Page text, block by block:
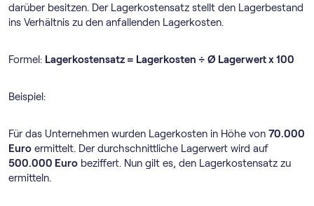
darüber besitzen. Der Lagerkostensatz stellt den Lagerbestand
ins Verhältnis zu den anfallenden Lagerkosten.
Formel: Lagerkostensatz = Lagerkosten ÷ Ø Lagerwert x 100
Beispiel:
Für das Unternehmen wurden Lagerkosten in Höhe von 70.000
Euro ermittelt. Der durchschnittliche Lagerwert wird auf
500.000 Euro beziffert. Nun gilt es, den Lagerkostensatz zu
ermitteln.